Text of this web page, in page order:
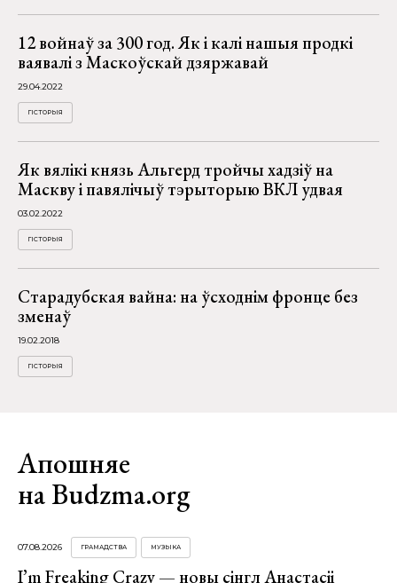
12 войнаў за 300 год. Як і калі нашыя продкі
ваявалі з Маскоўскай дзяржавай
29.04.2022
ГІСТОРЫЯ
Як вялікі князь Альгерд тройчы хадзіў на
Маскву і павялічыў тэрыторыю ВКЛ удвая
03.02.2022
ГІСТОРЫЯ
Старадубская вайна: на ўсходнім фронце без
зменаў
19.02.2018
ГІСТОРЫЯ
Апошняе
на Budzma.org
07.08.2026 ГРАМАДСТВА МУЗЫКА
I’m Freaking Crazy — новы сінгл Анастасіі